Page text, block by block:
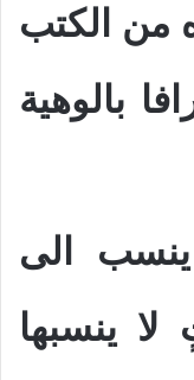
من الكتب
بالوهية
ينسب الى
لا ينسبها